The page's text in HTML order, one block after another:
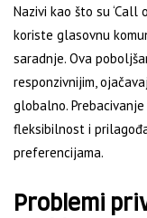
Nazivi kao što su ‘Call
koriste glasovnu
saradnje. Ova
responzivnijim,
globalno.
fleksibilnost i
preferencijama.
Problemi